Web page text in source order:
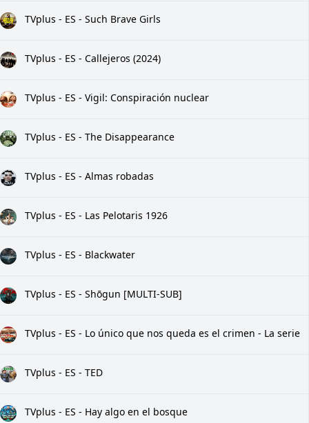
TVplus - ES - Such Brave Girls
TVplus - ES - Callejeros (2024)
TVplus - ES - Vigil: Conspiración nuclear
TVplus - ES - The Disappearance
TVplus - ES - Almas robadas
TVplus - ES - Las Pelotaris 1926
TVplus - ES - Blackwater
TVplus - ES - Shōgun [MULTI-SUB]
TVplus - ES - Lo único que nos queda es el crimen - La serie
TVplus - ES - TED
TVplus - ES - Hay algo en el bosque